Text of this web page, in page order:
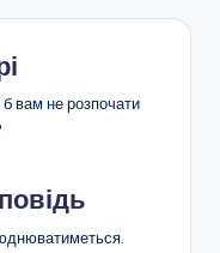
вам не розпочати